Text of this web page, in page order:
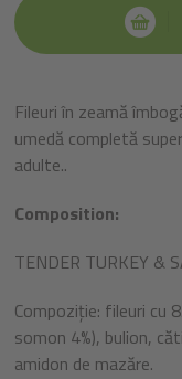
Fileuri în zeamă
umedă completă
adulte..
Composition:
TENDER TURKEY &
Compoziție: fileuri cu
somon 4%), bulion,
amidon de mazăre.